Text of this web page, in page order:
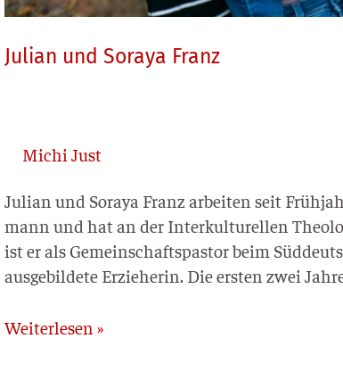
Julian und Soraya Franz
Michi Just
Juli­an und Sora­ya Franz arbei­ten seit
mann und hat an der Inter­kul­tu­rel­len
ist er als Gemein­schafts­pas­tor beim
aus­ge­bil­de­te Erzie­he­rin. Die ers­ten zwei
Weiterlesen »